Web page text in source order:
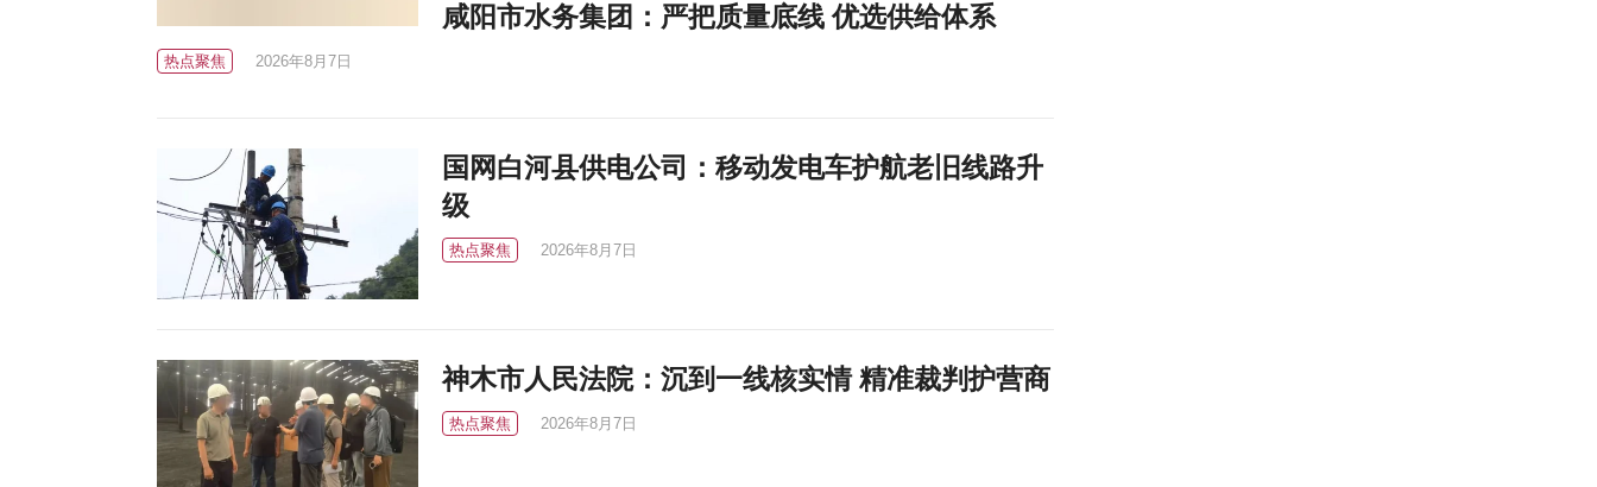
咸阳市水务集团：严把质量底线 优选供给体系
热点聚焦 2026年8月7日
国网白河县供电公司：移动发电车护航老旧线路升
级
热点聚焦 2026年8月7日
神木市人民法院：沉到一线核实情 精准裁判护营商
热点聚焦 2026年8月7日